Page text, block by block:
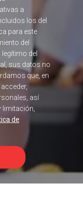
a
los del
para este
del
del
sus datos no
que, en
así
de